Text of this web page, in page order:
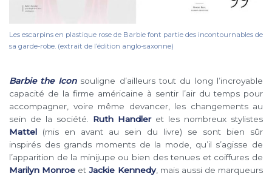
Les escarpins en plastique rose de Barbie font partie des incontournables de
sa garde-robe. (extrait de l’édition anglo-saxonne)
Barbie the Iconsouligne d’ailleurs tout du long l’incroyable
capacité de la firme américaine à sentir l’air du temps pour
accompagner, voire même devancer, les changements au
sein de la société. Ruth Handleret les nombreux stylistes
Mattel (mis en avant au sein du livre) se sont bien sûr
inspirés des grands moments de la mode, qu’il s’agisse de
l’apparition de la minijupe ou bien des tenues et coiffures de
Marilyn Monroe etJackie Kennedy, mais aussi de marqueurs